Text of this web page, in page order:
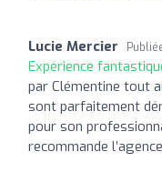
Lucie Mercier
Expérience
par Clémentine tout
sont parfaitement
pour son
recommande